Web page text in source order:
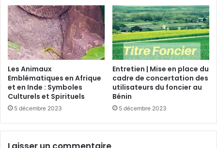
Les Animaux
Emblématiques en Afrique
et en Inde : Symboles
Culturels et Spirituels
5 décembre 2023
Entretien | Mise en place du
cadre de concertation des
utilisateurs du foncier au
Bénin
5 décembre 2023